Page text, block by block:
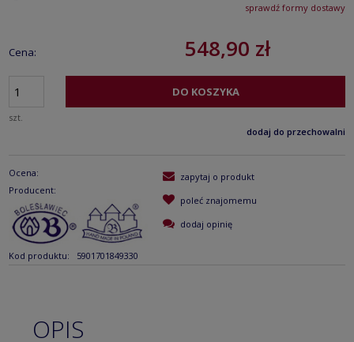
Cena nie zawiera ewentualnych kosztów płatnościsprawdź formy dostawy
Cena: 548,90 zł
szt.
DO KOSZYKA
dodaj do przechowalni
Ocena:
Producent:
Kod produktu: 5901701849330
zapytaj o produkt
poleć znajomemu
dodaj opinię
OPIS